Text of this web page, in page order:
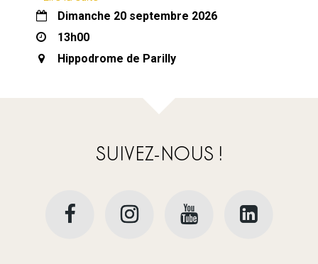
dimanche 20 septembre 2026
13h00
Hippodrome de Parilly
SUIVEZ-NOUS !